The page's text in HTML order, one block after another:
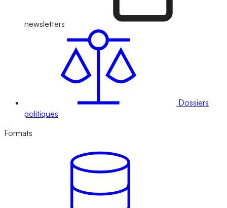
newsletters
Dossiers
politiques
Formats